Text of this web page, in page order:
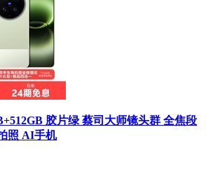
胶片绿 蔡司大师镜头群 全焦段
照 AI手机